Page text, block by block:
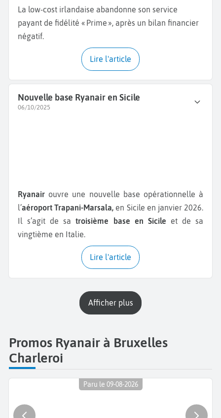
La low-cost irlandaise abandonne son service
payant de fidélité « Prime », après un bilan financier
négatif.
Lire l'article
Nouvelle base Ryanair en Sicile
06/10/2025
Ryanair ouvre une nouvelle base opérationnelle à
l’aéroport Trapani-Marsala, en Sicile en janvier 2026.
Il s’agit de satroisième base en Sicile et de sa
vingtième en Italie.
Lire l'article
Afficher plus
Promos Ryanair à Bruxelles
Charleroi
Paru le 09-08-2026